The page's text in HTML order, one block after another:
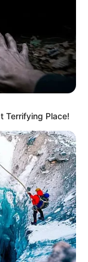
ΠΟΥ
ΤΟΥ ΤΡΑΜΠ
ΟΥΣΙΑΣΤΙΚΑ
ΠΟΥ ΘΑ
ΚΕΜΠ ΜΑΖΙ ΜΕ
ΘΑ
ΣΤΗΝ
ΠΟΥ ΕΡΧΕΤΑΙ
Terrifying Place!